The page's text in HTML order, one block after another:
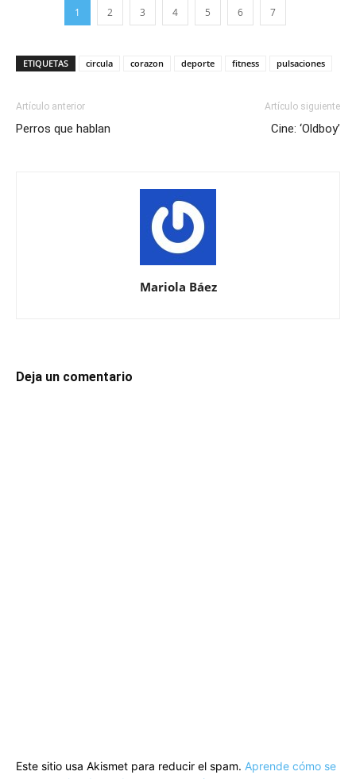
1 2 3 4 5 6 7
ETIQUETAS circula corazon deporte fitness pulsaciones
Artículo anterior
Perros que hablan
Artículo siguiente
Cine: ‘Oldboy’
Mariola Báez
Deja un comentario
Este sitio usa Akismet para reducir el spam. Aprende cómo se